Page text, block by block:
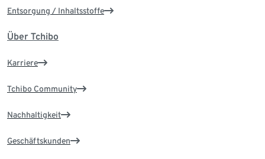
Entsorgung / Inhaltsstoffe
Über Tchibo
Karriere
Tchibo Community
Nachhaltigkeit
Geschäftskunden